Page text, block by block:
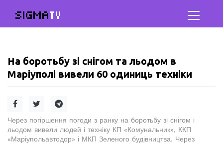
SIGMATV
На боротьбу зі снігом та льодом в
Маріуполі вивели 60 одиниць техніки
Через погіршення погоди з ранку на боротьбу зі снігом і
льодом вивели людей і техніку КП «Комунальник», ККП
«Маріупольавтодор» і МКП Зеленого будівництва. Через